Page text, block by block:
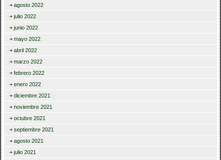
agosto 2022
julio 2022
junio 2022
mayo 2022
abril 2022
marzo 2022
febrero 2022
enero 2022
diciembre 2021
noviembre 2021
octubre 2021
septiembre 2021
agosto 2021
julio 2021